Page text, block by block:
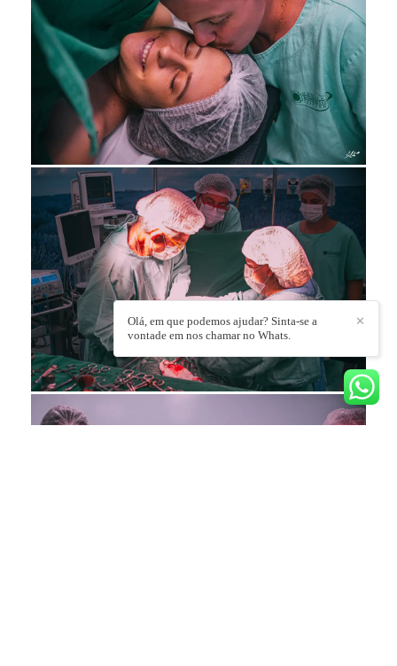
✕
Olá, em que podemos ajudar? Sinta-se a
vontade em nos chamar no Whats.